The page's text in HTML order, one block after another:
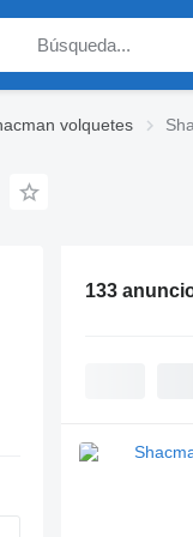
volquetes
133